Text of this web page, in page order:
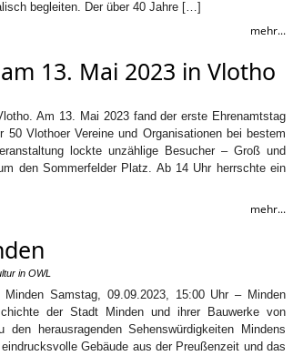
begleiten. Der über 40 Jahre […]
mehr...
13. Mai 2023 in Vlotho
Am 13. Mai 2023 fand der erste Ehrenamtstag
Vlothoer Vereine und Organisationen bei bestem
lockte unzählige Besucher – Groß und
den Sommerfelder Platz. Ab 14 Uhr herrschte ein
mehr...
in OWL
Samstag, 09.09.2023, 15:00 Uhr – Minden
der Stadt Minden und ihrer Bauwerke von
den herausragenden Sehenswürdigkeiten Mindens
Gebäude aus der Preußenzeit und das